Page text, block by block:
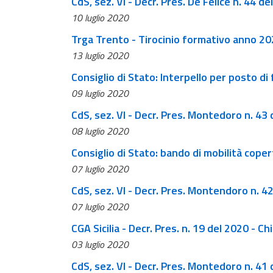
10 luglio 2020
Trga Trento - Tirocinio formativo anno
13 luglio 2020
Consiglio di Stato: Interpello per posto
09 luglio 2020
CdS, sez. VI - Decr. Pres. Montedoro n.
08 luglio 2020
Consiglio di Stato: bando di mobilità
07 luglio 2020
CdS, sez. VI - Decr. Pres. Montendoro n.
07 luglio 2020
CGA Sicilia - Decr. Pres. n. 19 del 2020
03 luglio 2020
CdS, sez. VI - Decr. Pres. Montedoro n.